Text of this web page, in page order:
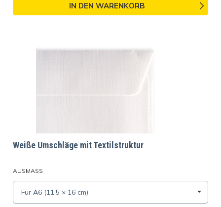
IN DEN WARENKORB
Weiße Umschläge mit Textilstruktur
AUSMASS
Für A6 (11,5 × 16 cm)